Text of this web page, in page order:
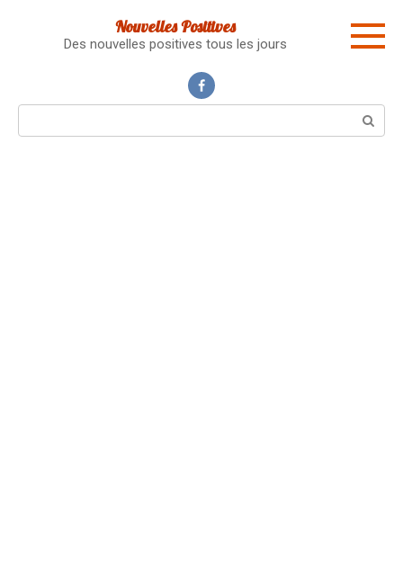
Nouvelles Positives
Des nouvelles positives tous les jours